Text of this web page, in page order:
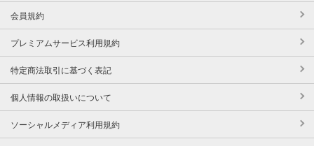
会員規約
プレミアムサービス利用規約
特定商法取引に基づく表記
個人情報の取扱いについて
ソーシャルメディア利用規約